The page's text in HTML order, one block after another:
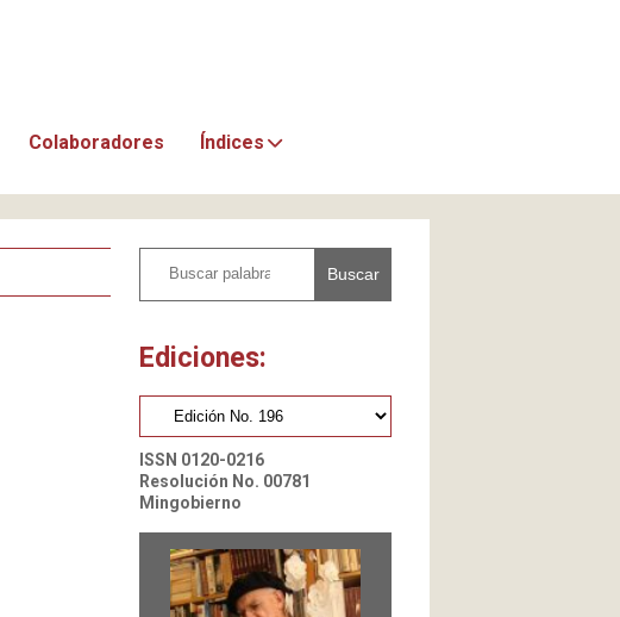
Colaboradores Índices
Buscar
Ediciones:
ISSN 0120-0216
Resolución No. 00781
Mingobierno